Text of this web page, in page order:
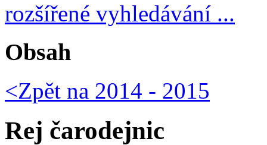
rozšířené vyhledávání ...
Obsah
<Zpět na 2014 - 2015
Rej čarodejnic